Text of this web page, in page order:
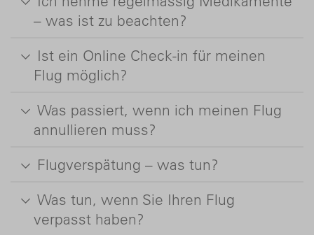
– was ist zu beachten?
Ist ein Online Check-in für meinen
Flug möglich?
Was passiert, wenn ich meinen Flug
annullieren muss?
Flugverspätung – was tun?
Was tun, wenn Sie Ihren Flug
verpasst haben?